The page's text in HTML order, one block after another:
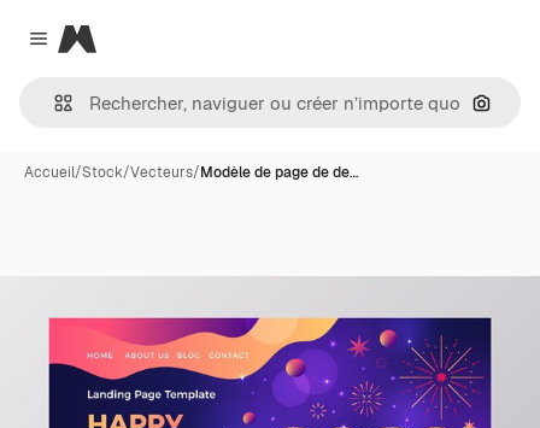
Close menu
Magnific
Accueil/Stock/Vecteurs/Modèle de page de de…